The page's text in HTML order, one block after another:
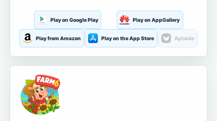
Play on Google Play Play on AppGallery
Play from Amazon Play on the App Store Aptoide